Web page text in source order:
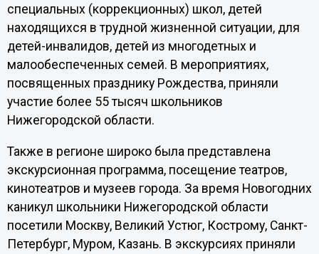
специальных (коррекционных) школ, детей
находящихся в трудной жизненной ситуации, для
детей-инвалидов, детей из многодетных и
малообеспеченных семей. В мероприятиях,
посвященных празднику Рождества, приняли
участие более 55 тысяч школьников
Нижегородской области.
Также в регионе широко была представлена
экскурсионная программа, посещение театров,
кинотеатров и музеев города. За время Новогодних
каникул школьники Нижегородской области
посетили Москву, Великий Устюг, Кострому, Санкт-
Петербург, Муром, Казань. В экскурсиях приняли